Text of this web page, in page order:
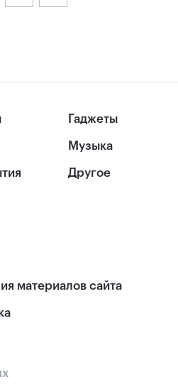
Гаджеты
Музыка
Другое
материалов сайта